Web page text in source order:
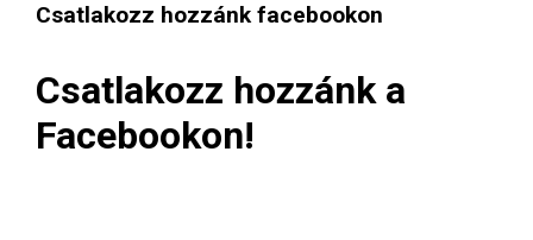
Csatlakozz hozzánk facebookon
Csatlakozz hozzánk a
Facebookon!